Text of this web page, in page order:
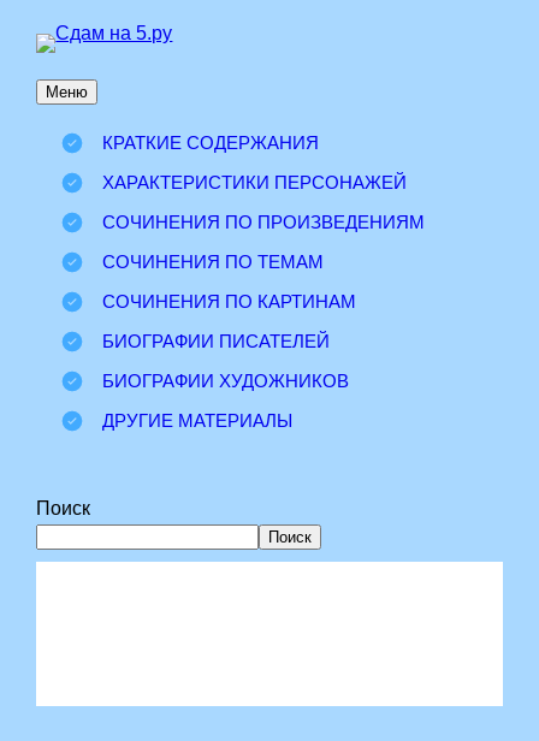
Перейти
содержимому
Меню
КРАТКИЕ СОДЕРЖАНИЯ
ХАРАКТЕРИСТИКИ ПЕРСОНАЖЕЙ
СОЧИНЕНИЯ ПО ПРОИЗВЕДЕНИЯМ
СОЧИНЕНИЯ ПО ТЕМАМ
СОЧИНЕНИЯ ПО КАРТИНАМ
БИОГРАФИИ ПИСАТЕЛЕЙ
БИОГРАФИИ ХУДОЖНИКОВ
ДРУГИЕ МАТЕРИАЛЫ
Поиск
Поиск